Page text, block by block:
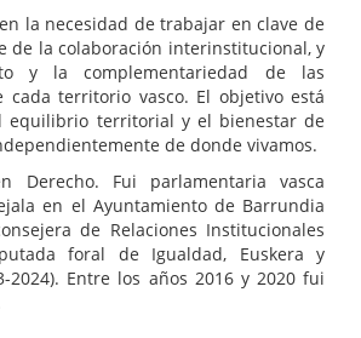
la necesidad de trabajar en clave de
de la colaboración interinstitucional, y
y la complementariedad de las
cada territorio vasco. El objetivo está
equilibrio territorial y el bienestar de
de donde vivamos.
Derecho. Fui parlamentaria vasca
en el Ayuntamiento de Barrundia
de Relaciones Institucionales
foral de Igualdad, Euskera y
2024). Entre los años 2016 y 2020 fui